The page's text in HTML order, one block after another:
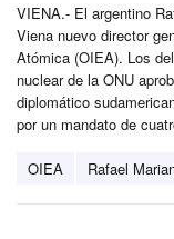
VIENA.- El argentino
Viena nuevo director
Atómica (OIEA). Los
nuclear de la ONU
diplomático
por un mandato de
OIEA Rafael